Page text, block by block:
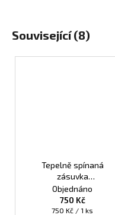
Související (8)
Tepelně spínaná
zásuvka
programovatelná TS10
Objednáno
750 Kč
Měrná
750 Kč / 1 ks